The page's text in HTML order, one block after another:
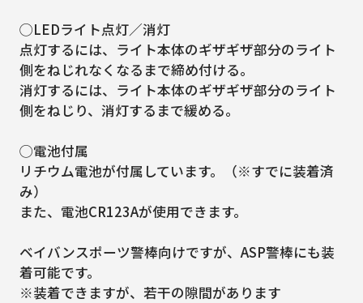
◯LEDライト点灯／消灯
点灯するには、ライト本体のギザギザ部分のライト
側をねじれなくなるまで締め付ける。
消灯するには、ライト本体のギザギザ部分のライト
側をねじり、消灯するまで緩める。
◯電池付属
リチウム電池が付属しています。（※すでに装着済
み）
また、電池CR123Aが使用できます。
ベイバンスポーツ警棒向けですが、ASP警棒にも装
着可能です。
※装着できますが、若干の隙間があります